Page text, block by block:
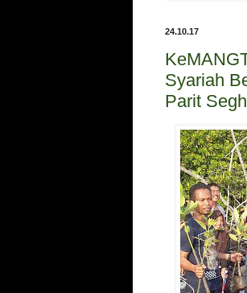
24.10.17
Syariah
Parit